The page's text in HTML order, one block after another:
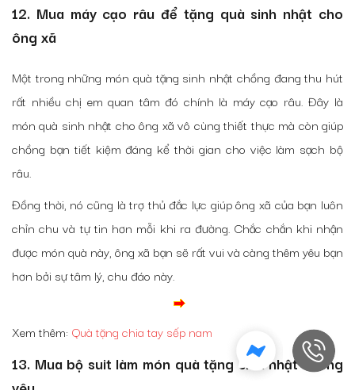
12. Mua máy cạo râu để tặng quà sinh nhật cho
ông xã
Một trong những món quà tặng sinh nhật chồng đang thu hút
rất nhiều chị em quan tâm đó chính là máy cạo râu. Đây là
món quà sinh nhật cho ông xã vô cùng thiết thực mà còn giúp
chồng bạn tiết kiệm đáng kể thời gian cho việc làm sạch bộ
râu.
Đồng thời, nó cũng là trợ thủ đắc lực giúp ông xã của bạn luôn
chỉn chu và tự tin hơn mỗi khi ra đường. Chắc chắn khi nhận
được món quà này, ông xã bạn sẽ rất vui và càng thêm yêu bạn
hơn bởi sự tâm lý, chu đáo này.
Xem thêm: Quà tặng chia tay sếp nam
13. Mua bộ suit làm món quà tặng sinh nhật chồng